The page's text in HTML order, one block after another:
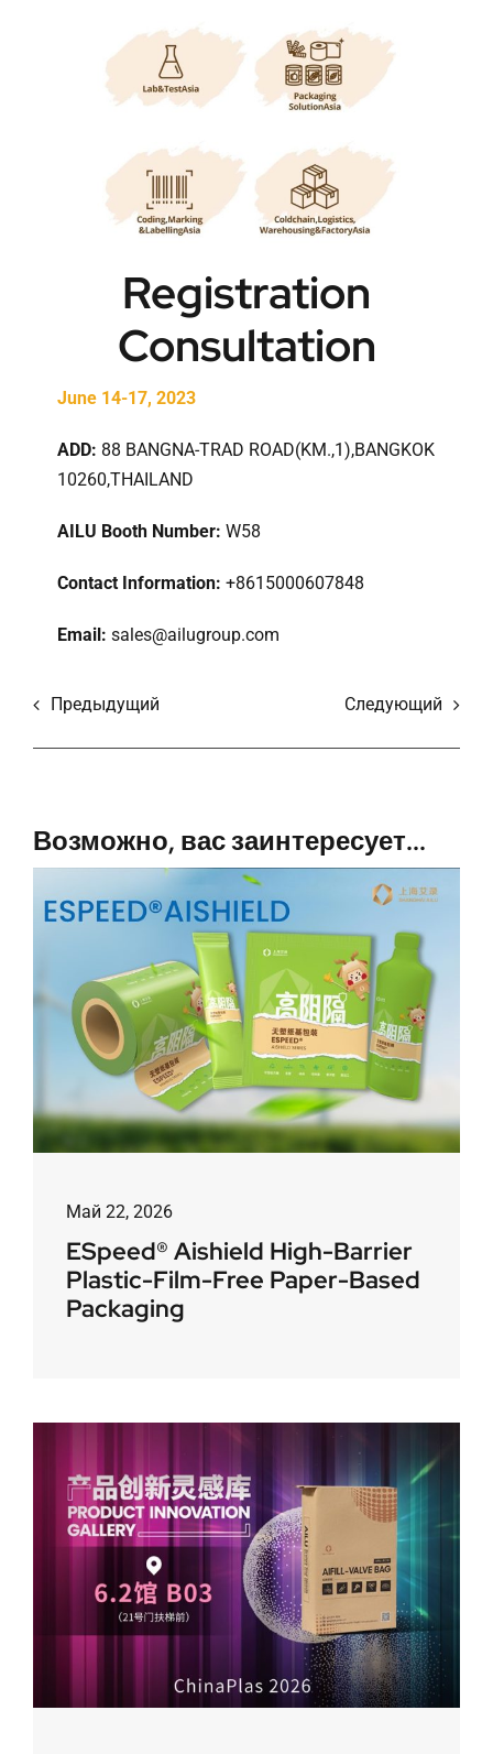
Registration
Consultation
June 14-17, 2023
ADD: 88 BANGNA-TRAD ROAD(KM.,1),BANGKOK
10260,THAILAND
AILU Booth Number: W58
Contact Information: +8615000607848
Email: sales@ailugroup.com
Предыдущий Следующий
Возможно, вас заинтересует...
Май 22, 2026
ESpeed® Aishield High-Barrier
Plastic-Film-Free Paper-Based
Packaging